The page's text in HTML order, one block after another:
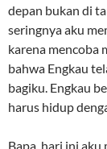
depan bukan di
seringnya aku
karena mencoba
bahwa Engkau
bagiku. Engkau
harus hidup
Bapa, hari ini aku